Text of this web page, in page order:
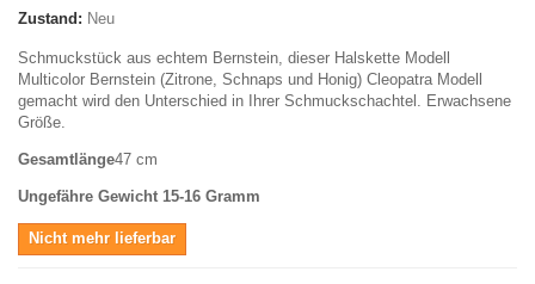
Zustand: Neu
Schmuckstück aus echtem Bernstein, dieser Halskette Modell
Multicolor Bernstein (Zitrone, Schnaps und Honig) Cleopatra Modell
gemacht wird den Unterschied in Ihrer Schmuckschachtel. Erwachsene
Größe.
Gesamtlänge47 cm
Ungefähre Gewicht 15-16 Gramm
Nicht mehr lieferbar